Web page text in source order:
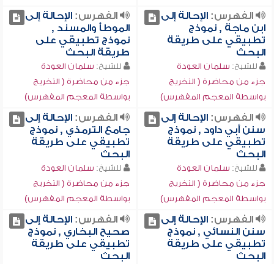
الفهرس:الإحالة إلى
ابن ماجة , نموذج
تطبيقي على طريقة
البحث
للشيخ: سلمان العودة
جزء من محاضرة ( التخريج
بواسطة المعجم المفهرس)
الفهرس:الإحالة إلى
الموطأ والمسند ,
نموذج تطبيقي على
طريقة البحث
للشيخ: سلمان العودة
جزء من محاضرة ( التخريج
بواسطة المعجم المفهرس)
الفهرس:الإحالة إلى
سنن أبي داود , نموذج
تطبيقي على طريقة
البحث
للشيخ: سلمان العودة
جزء من محاضرة ( التخريج
بواسطة المعجم المفهرس)
الفهرس:الإحالة إلى
جامع الترمذي , نموذج
تطبيقي على طريقة
البحث
للشيخ: سلمان العودة
جزء من محاضرة ( التخريج
بواسطة المعجم المفهرس)
الفهرس:الإحالة إلى
سنن النسائي , نموذج
تطبيقي على طريقة
البحث
الفهرس:الإحالة إلى
صحيح البخاري , نموذج
تطبيقي على طريقة
البحث